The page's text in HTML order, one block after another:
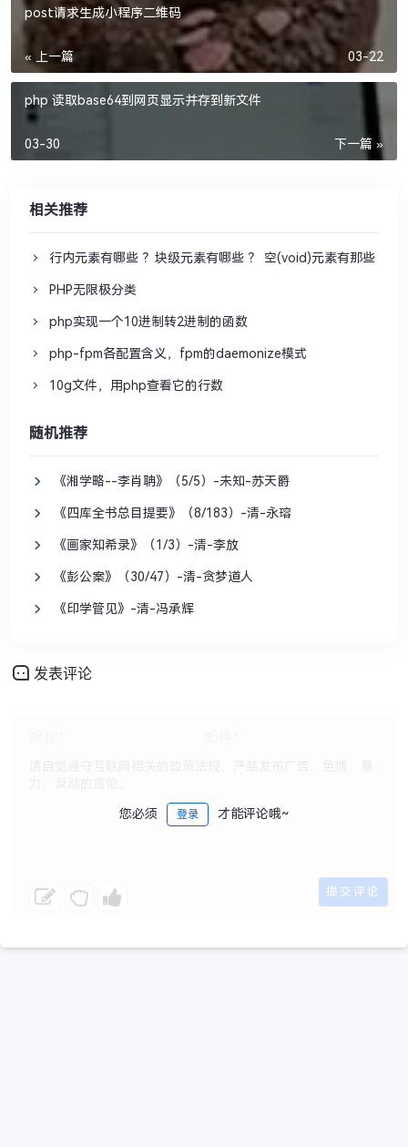
post请求生成小程序二维码
« 上一篇 03-22
php 读取base64到网页显示并存到新文件
下一篇 »
03-30
相关推荐
行内元素有哪些 ？块级元素有哪些 ？ 空(void)元素有那些 ？
PHP无限极分类
php实现一个10进制转2进制的函数
php-fpm各配置含义，fpm的daemonize模式
10g文件，用php查看它的行数
随机推荐
《湘学略--李肖聃》（5/5）-未知-苏天爵
《四库全书总目提要》（8/183）-清-永瑢
《画家知希录》（1/3）-清-李放
《彭公案》（30/47）-清-贪梦道人
《印学管见》-清-冯承辉
发表评论
您必须 登录 才能评论哦~